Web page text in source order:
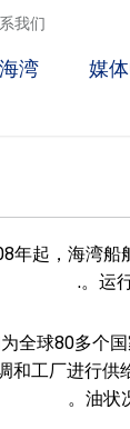
我们
媒
湾
年起，海湾船
运
全球80多个
和工厂进行供
油状